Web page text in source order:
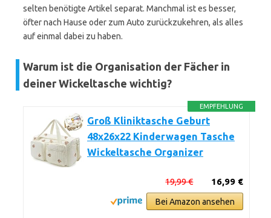
selten benötigte Artikel separat. Manchmal ist es besser,
öfter nach Hause oder zum Auto zurückzukehren, als alles
auf einmal dabei zu haben.
Warum ist die Organisation der Fächer in
deiner Wickeltasche wichtig?
EMPFEHLUNG
Groß Kliniktasche Geburt
48x26x22 Kinderwagen Tasche
Wickeltasche Organizer
16,99 €
19,99 €
Bei Amazon ansehen